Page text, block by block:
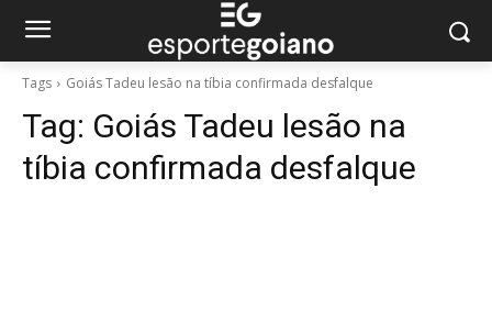
Tags Goiás Tadeu lesão na tíbia confirmada desfalque
Tag: Goiás Tadeu lesão na
tíbia confirmada desfalque